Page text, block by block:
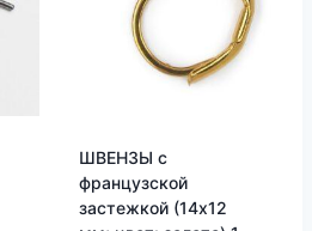
ШВЕНЗЫ с
французской
застежкой (14х12